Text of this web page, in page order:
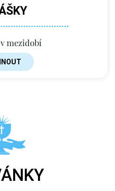
mezidobí